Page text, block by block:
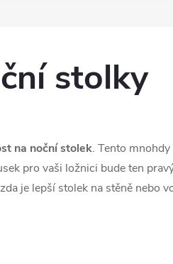
stolky
na noční stolek. Tento
pro vaši ložnici bude ten
je lepší stolek na stěně nebo